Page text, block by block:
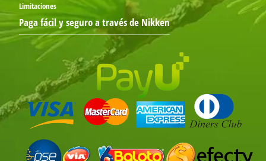
Limitaciones
Paga fácil y seguro a través de Nikken